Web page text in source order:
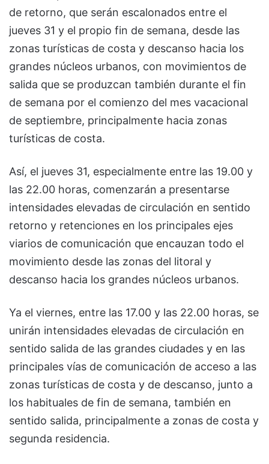
de retorno, que serán escalonados entre el
jueves 31 y el propio fin de semana, desde las
zonas turísticas de costa y descanso hacia los
grandes núcleos urbanos, con movimientos de
salida que se produzcan también durante el fin
de semana por el comienzo del mes vacacional
de septiembre, principalmente hacia zonas
turísticas de costa.
Así, el jueves 31, especialmente entre las 19.00 y
las 22.00 horas, comenzarán a presentarse
intensidades elevadas de circulación en sentido
retorno y retenciones en los principales ejes
viarios de comunicación que encauzan todo el
movimiento desde las zonas del litoral y
descanso hacia los grandes núcleos urbanos.
Ya el viernes, entre las 17.00 y las 22.00 horas, se
unirán intensidades elevadas de circulación en
sentido salida de las grandes ciudades y en las
principales vías de comunicación de acceso a las
zonas turísticas de costa y de descanso, junto a
los habituales de fin de semana, también en
sentido salida, principalmente a zonas de costa y
segunda residencia.